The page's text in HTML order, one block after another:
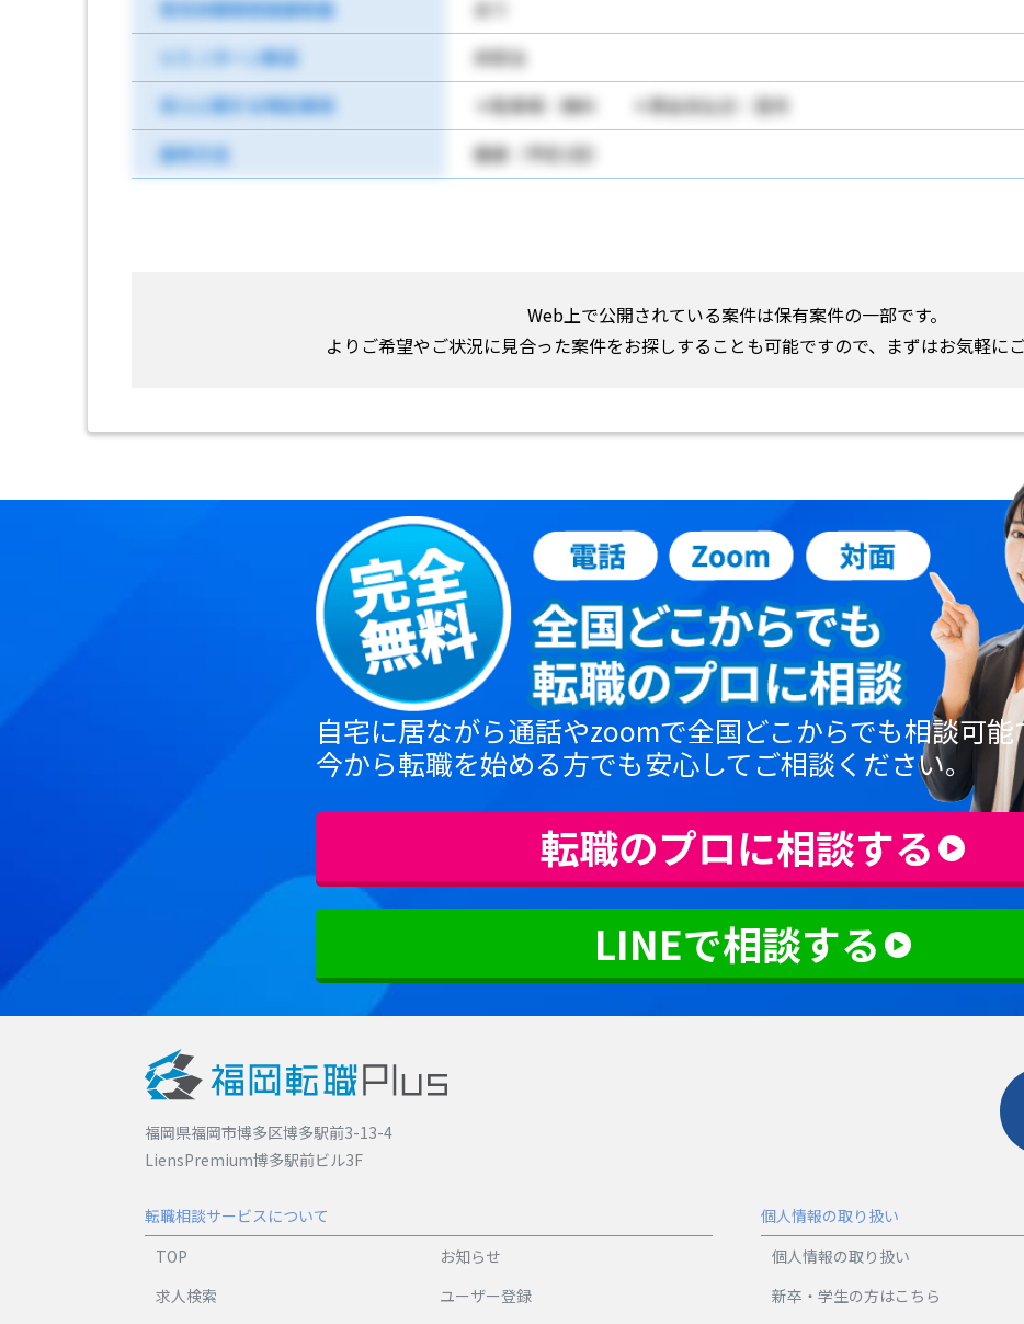
育児休業取得実績有無
あり
ＵＩＪターン歓迎
非該当
求人に関する特記事項
＊駐車場：無料 ＊賃金支払日：翌月
選考方法
面接（予定1回）
Web上で公開されている案件は保有案件の一部です。
よりご希望やご状況に見合った案件をお探しすることも可能ですので、まずはお気軽に
自宅に居ながら通話やzoomで全国どこからでも相談可能
今から転職を始める方でも安心してご相談ください。
転職のプロに相談する
LINEで相談する
福岡県福岡市博多区博多駅前3-13-4
LiensPremium博多駅前ビル3F
転職相談サービスについて
TOP
お知らせ
求人検索
ユーザー登録
個人情報の取り扱い
個人情報の取り扱い
新卒・学生の方はこちら